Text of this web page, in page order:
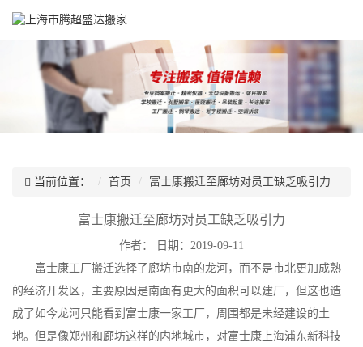
当前位置： 首页 富士康搬迁至廊坊对员工缺乏吸引力
富士康搬迁至廊坊对员工缺乏吸引力
作者：
日期：2019-09-11
富士康工厂搬迁选择了廊坊市南的龙河，而不是市北更加成熟
的经济开发区，主要原因是南面有更大的面积可以建厂，但这也造
成了如今龙河只能看到富士康一家工厂，周围都是未经建设的土
地。但是像郑州和廊坊这样的内地城市，对富士康上海浦东新科技